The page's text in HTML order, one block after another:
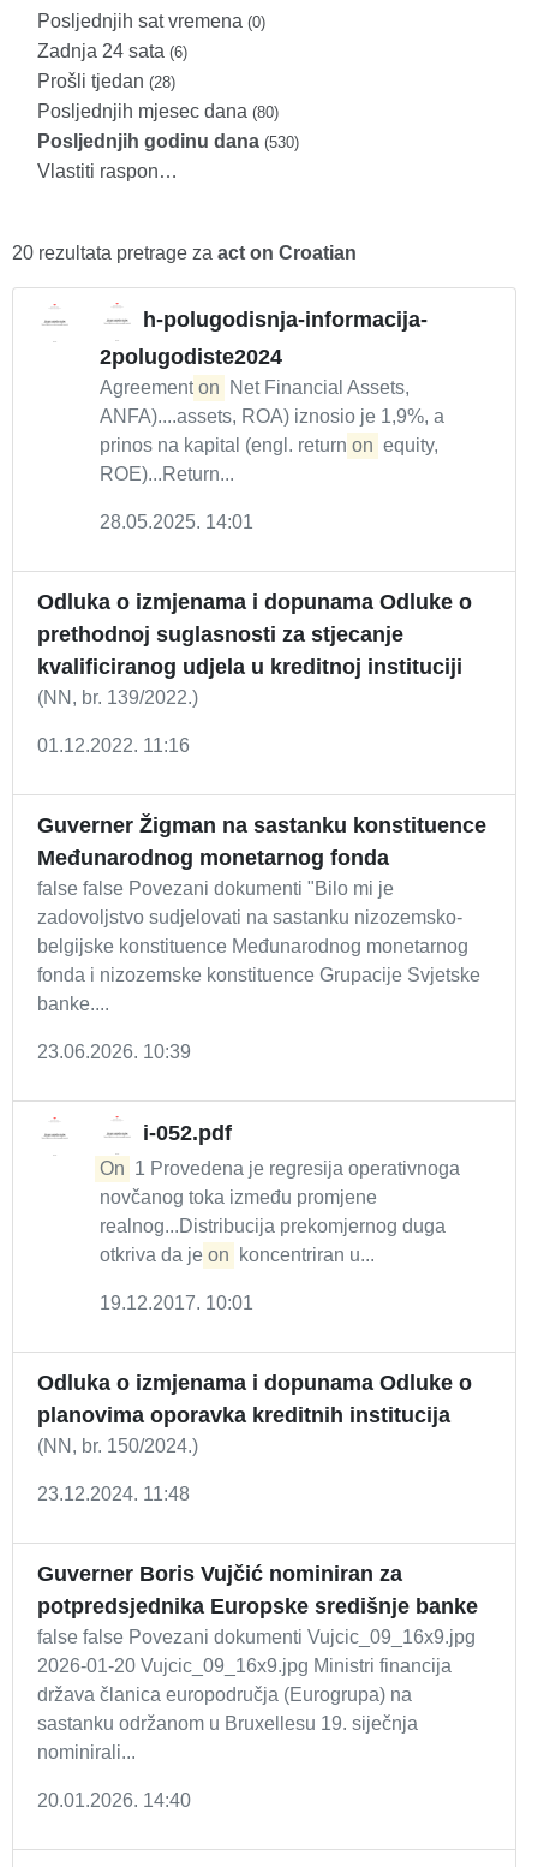
Posljednjih sat vremena (0)
Zadnja 24 sata (6)
Prošli tjedan (28)
Posljednjih mjesec dana (80)
Posljednjih godinu dana (530)
Vlastiti raspon…
20 rezultata pretrage za act on Croatian
h-polugodisnja-informacija-
2polugodiste2024
Agreement on
Net Financial Assets,
ANFA)....assets, ROA) iznosio je 1,9%, a
prinos na kapital (engl. return on equity,
ROE)...Return...
28.05.2025. 14:01
Odluka o izmjenama i dopunama Odluke o
prethodnoj suglasnosti za stjecanje
kvalificiranog udjela u kreditnoj instituciji
(NN, br. 139/2022.)
01.12.2022. 11:16
Guverner Žigman na sastanku konstituence
Međunarodnog monetarnog fonda
false false Povezani dokumenti "Bilo mi je
zadovoljstvo sudjelovati na sastanku nizozemsko-
belgijske konstituence Međunarodnog monetarnog
fonda i nizozemske konstituence Grupacije Svjetske
banke....
23.06.2026. 10:39
i-052.pdf
On 1 Provedena je regresija operativnoga
novčanog toka između promjene
realnog...Distribucija prekomjernog duga
otkriva da je on koncentriran u...
19.12.2017. 10:01
Odluka o izmjenama i dopunama Odluke o
planovima oporavka kreditnih institucija
(NN, br. 150/2024.)
23.12.2024. 11:48
Guverner Boris Vujčić nominiran za
potpredsjednika Europske središnje banke
false false Povezani dokumenti Vujcic_09_16x9.jpg
2026-01-20 Vujcic_09_16x9.jpg Ministri financija
država članica europodručja (Eurogrupa) na
sastanku održanom u Bruxellesu 19. siječnja
nominirali...
20.01.2026. 14:40